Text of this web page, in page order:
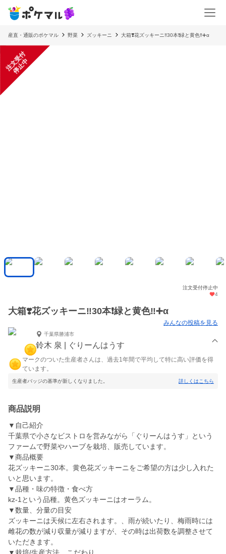
産直・通販のポケマル 野菜 ズッキーニ 大箱❣️花ズッキーニ‼️30本❗️緑と黄色‼️➕α
注
文
受
付
停
止
中
注文受付停止中
4
大箱❣️花ズッキーニ‼️30本❗️緑と黄色‼️➕α
みんなの投稿を見る
千葉県勝浦市
鈴木 泉 | ぐりーんはうす
マークのついた生産者さんは、過去1年間で平均して特に高い評価を得
ています。
生産者バッジの基準が新しくなりました。 詳しくはこちら
商品説明
▼自己紹介
千葉県で小さなビストロを営みながら「ぐりーんはうす」という
ファームで野菜やハーブを栽培、販売しています。
▼商品概要
花ズッキーニ30本。黄色花ズッキーニをご希望の方は少し入れた
いと思います。
▼品種・味の特徴・食べ方
kz-1という品種。黄色ズッキーニはオーラム。
▼数量、分量の目安
ズッキーニは天候に左右されます。、雨が続いたり、梅雨時には
雌花の数が減り収量が減りますが、その時は出荷数を調整させて
いただきます。